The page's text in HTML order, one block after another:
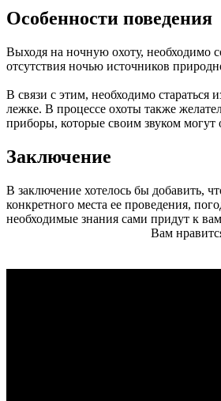
Особенности поведения
Выходя на ночную охоту, необходимо
отсутствия ночью источников
В связи с этим, необходимо стараться
лежке. В процессе охоты также
приборы, которые своим звуком могут
Заключение
В заключение хотелось бы добавить,
конкретного места ее проведения,
необходимые знания сами придут к
Вам